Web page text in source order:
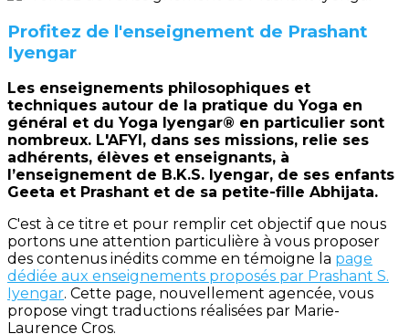
Profitez de l'enseignement de Prashant
Iyengar
Les enseignements philosophiques et
techniques autour de la pratique du Yoga en
général et du Yoga Iyengar® en particulier sont
nombreux. L'AFYI, dans ses missions, relie ses
adhérents, élèves et enseignants, à
l’enseignement de B.K.S. Iyengar, de ses enfants
Geeta et Prashant et de sa petite-fille Abhijata.
C'est à ce titre et pour remplir cet objectif que nous
portons une attention particulière à vous proposer
des contenus inédits comme en témoigne la page
dédiée aux enseignements proposés par Prashant S.
Iyengar. Cette page, nouvellement agencée, vous
propose vingt traductions réalisées par Marie-
Laurence Cros.